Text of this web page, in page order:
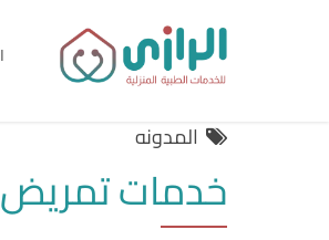
المدونه
خدمات تمريض